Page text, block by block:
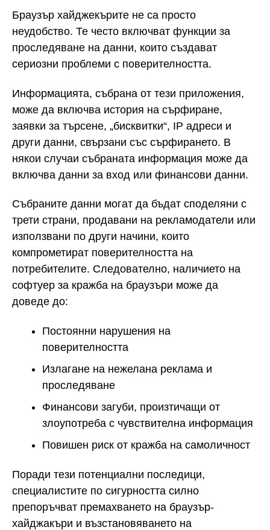
Браузър хайджекърите не са просто
неудобство. Те често включват функции за
проследяване на данни, които създават
сериозни проблеми с поверителността.
Информацията, събрана от тези приложения,
може да включва история на сърфиране,
заявки за търсене, „бисквитки“, IP адреси и
други данни, свързани със сърфирането. В
някои случаи събраната информация може да
включва данни за вход или финансови данни.
Събраните данни могат да бъдат споделяни с
трети страни, продавани на рекламодатели или
използвани по други начини, които
компрометират поверителността на
потребителите. Следователно, наличието на
софтуер за кражба на браузъри може да
доведе до:
Постоянни нарушения на
поверителността
Излагане на нежелана реклама и
проследяване
Финансови загуби, произтичащи от
злоупотреба с чувствителна информация
Повишен риск от кражба на самоличност
Поради тези потенциални последици,
специалистите по сигурността силно
препоръчват премахването на браузър-
хайджакъри и възстановяването на